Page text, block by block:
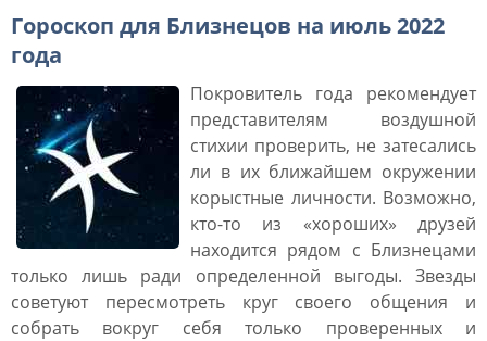
Гороскоп для Близнецов на июль 2022
года
Покровитель года рекомендует
представителям воздушной
стихии проверить, не затесались
ли в их ближайшем окружении
корыстные личности. Возможно,
кто-то из «хороших» друзей
находится рядом с Близнецами
только лишь ради определенной выгоды. Звезды
советуют пересмотреть круг своего общения и
собрать вокруг себя только проверенных и